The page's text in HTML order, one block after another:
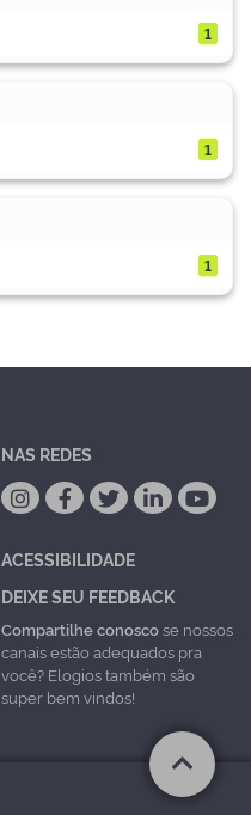
1
1
1
NAS REDES
ACESSIBILIDADE
DEIXE SEU FEEDBACK
Compartilhe conoscose nossos
canais estão adequados pra
você? Elogios também são
super bem vindos!